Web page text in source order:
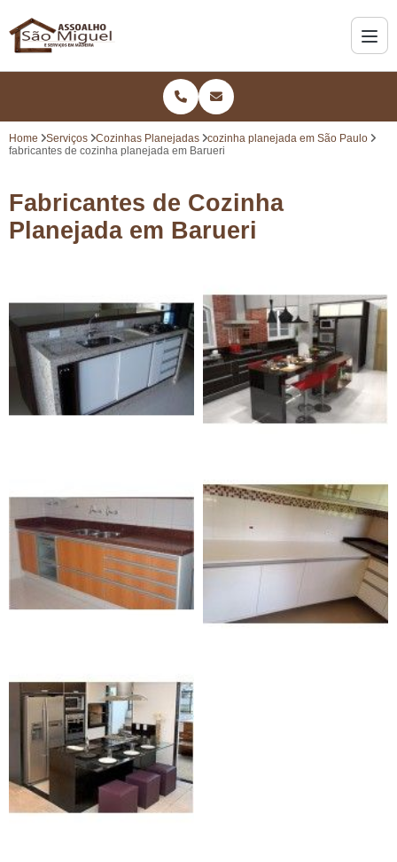
Home Serviços Cozinhas Planejadas
cozinha planejada em São Paulo
fabricantes de cozinha planejada em Barueri
Fabricantes de Cozinha
Planejada em Barueri